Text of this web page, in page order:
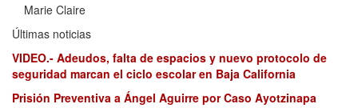
Marie Claire
Últimas noticias
VIDEO.- Adeudos, falta de espacios y nuevo protocolo de
seguridad marcan el ciclo escolar en Baja California
Prisión Preventiva a Ángel Aguirre por Caso Ayotzinapa